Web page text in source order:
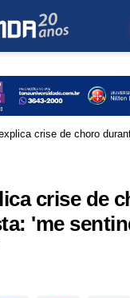
crise de choro
crise de
'me